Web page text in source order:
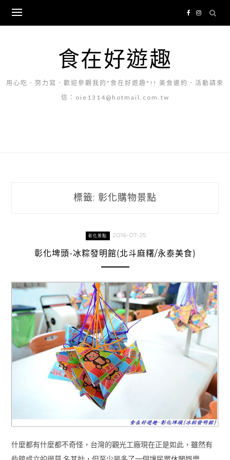
content
食在好遊趣
用心吃．努力寫．歡迎參觀我的"食在好遊趣"!! 美食邀約．活動請來
信：oie1314@hotmail.com.tw
標籤: 彰化購物景點
彰化景點 2016-07-25
彰化埤頭-冰粽發明館(北斗麻糬/永泰美食)
什麼都有什麼都不奇怪，台灣的觀光工廠現在正是如此，雖然有